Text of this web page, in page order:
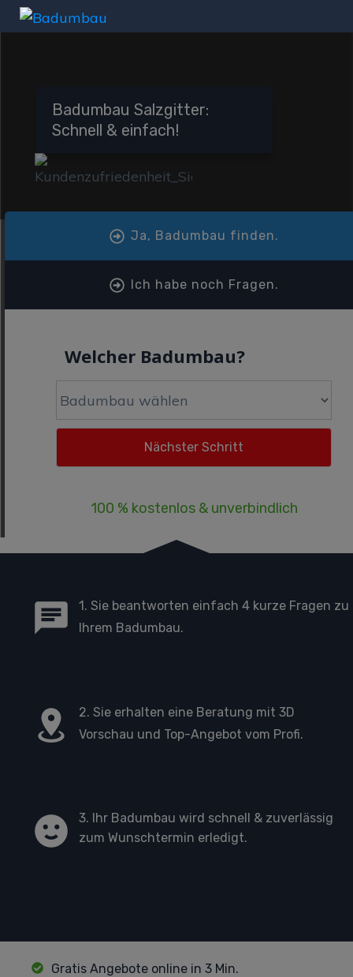
Badumbau Salzgitter:
Schnell & einfach!
Ja, Badumbau finden.
Ich habe noch Fragen.
Welcher Badumbau?
100 % kostenlos & unverbindlich
1. Sie beantworten einfach 4 kurze Fragen zu
Ihrem Badumbau.
2. Sie erhalten eine Beratung mit 3D
Vorschau und Top-Angebot vom Profi.
3. Ihr Badumbau wird schnell & zuverlässig
zum Wunschtermin erledigt.
Gratis Angebote online in 3 Min.